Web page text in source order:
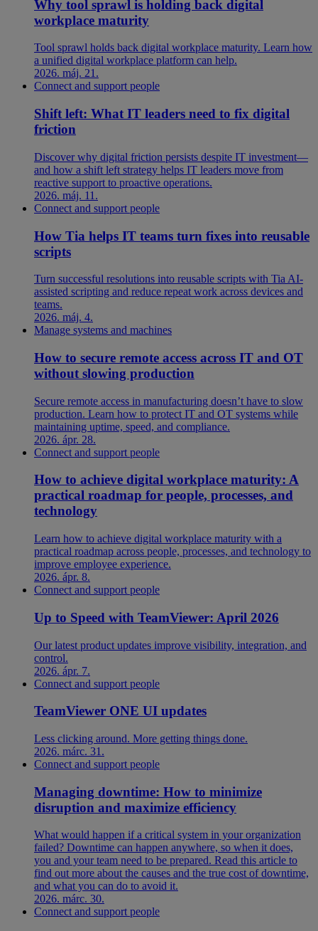
Why tool sprawl is holding back digital
workplace maturity
Tool sprawl holds back digital workplace maturity. Learn how
a unified digital workplace platform can help.
2026. máj. 21.
Connect and support people
Shift left: What IT leaders need to fix digital
friction
Discover why digital friction persists despite IT investment—
and how a shift left strategy helps IT leaders move from
reactive support to proactive operations.
2026. máj. 11.
Connect and support people
How Tia helps IT teams turn fixes into reusable
scripts
Turn successful resolutions into reusable scripts with Tia AI-
assisted scripting and reduce repeat work across devices and
teams.
2026. máj. 4.
Manage systems and machines
How to secure remote access across IT and OT
without slowing production
Secure remote access in manufacturing doesn’t have to slow
production. Learn how to protect IT and OT systems while
maintaining uptime, speed, and compliance.
2026. ápr. 28.
Connect and support people
How to achieve digital workplace maturity: A
practical roadmap for people, processes, and
technology
Learn how to achieve digital workplace maturity with a
practical roadmap across people, processes, and technology to
improve employee experience.
2026. ápr. 8.
Connect and support people
Up to Speed with TeamViewer: April 2026
Our latest product updates improve visibility, integration, and
control.
2026. ápr. 7.
Connect and support people
TeamViewer ONE UI updates
Less clicking around. More getting things done.
2026. márc. 31.
Connect and support people
Managing downtime: How to minimize
disruption and maximize efficiency
What would happen if a critical system in your organization
failed? Downtime can happen anywhere, so when it does,
you and your team need to be prepared. Read this article to
find out more about the causes and the true cost of downtime,
and what you can do to avoid it.
2026. márc. 30.
Connect and support people